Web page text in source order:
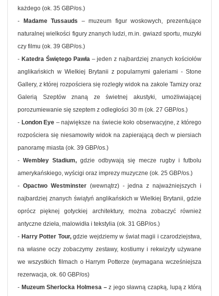
każdego (ok. 35 GBP/os.)
-
Madame Tussauds – muzeum figur woskowych, prezentujące
naturalnej wielkości figury znanych ludzi, m.in. gwiazd sportu, muzyki
czy filmu (ok. 39 GBP/os.)
- Katedra Świętego Pawła – jeden z najbardziej znanych kościołów
anglikańskich w Wielkiej Brytanii z popularnymi galeriami - Stone
Gallery, z której rozpościera się rozległy widok na zakole Tamizy oraz
Galerią Szeptów znaną ze świetnej akustyki, umożliwiającej
porozumiewanie się szeptem z odległości 30 m (ok. 27 GBP/os.)
- London Eye – największe na świecie koło obserwacyjne, z którego
rozpościera się niesamowity widok na zapierającą dech w piersiach
panoramę miasta (ok. 39 GBP/os.)
- Wembley Stadium, gdzie odbywają się mecze rugby i futbolu
amerykańskiego, wyścigi oraz imprezy muzyczne (ok. 25 GBP/os.)
- Opactwo Westminster(wewnątrz) - jedna z najważniejszych i
najbardziej znanych świątyń anglikańskich w Wielkiej Brytanii, gdzie
oprócz pięknej gotyckiej architektury, można zobaczyć również
antyczne dzieła, malowidła i tekstylia (ok. 31 GBP/os.)
- Harry Potter Tour, gdzie wejdziemy w świat magii i czarodziejstwa,
na własne oczy zobaczymy zestawy, kostiumy i rekwizyty używane
we wszystkich filmach o Harrym Potterze (wymagana wcześniejsza
rezerwacja, ok. 60 GBP/os)
- Muzeum Sherlocka Holmesa –z jego sławną czapką, lupą z którą